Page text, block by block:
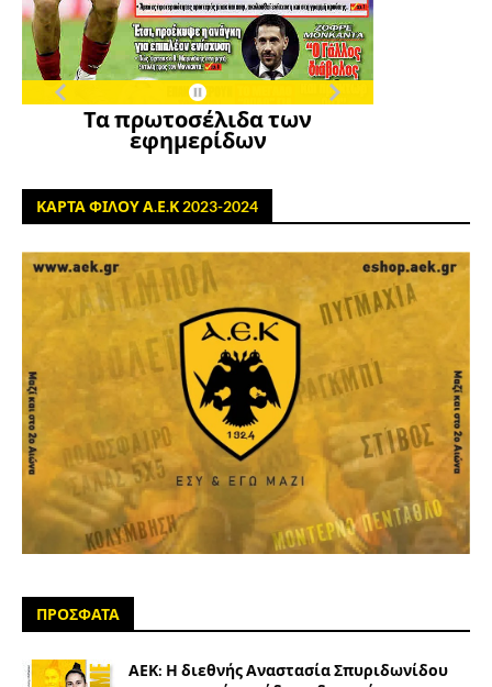
Τα πρωτοσέλιδα των
εφημερίδων
ΚΑΡΤΑ ΦΙΛΟΥ Α.Ε.Κ 2023-2024
ΠΡΟΣΦΑΤΑ
ΑΕΚ: Η διεθνής Αναστασία Σπυριδωνίδου